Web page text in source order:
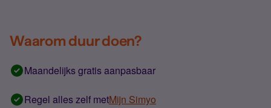
Waarom duur doen?
Maandelijks gratis aanpasbaar
Regel alles zelf metMijn Simyo